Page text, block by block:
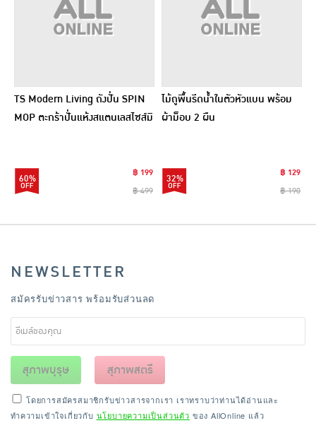
TS Modern Living ถังปั่น SPIN
MOP ตะกร้าปั่นแห้งสแตนเลสไซส์มิ
60%
฿ 199
฿ 499
ไม้ถูพื้นรีดน้ำในตัวหัวแบน พร้อม
ผ้าม็อบ 2 ผืน
32%
฿ 129
฿ 190
NEWSLETTER
สมัครรับข่าวสาร พร้อมรับส่วนลด
สุภาพบุรุษ สุภาพสตรี
โดยการสมัครสมาชิกรับข่าวสารจากเรา เราทราบว่าท่านได้อ่านและ
ทำความเข้าใจเกี่ยวกับ นโยบายความเป็นส่วนตัว ของ AllOnline แล้ว